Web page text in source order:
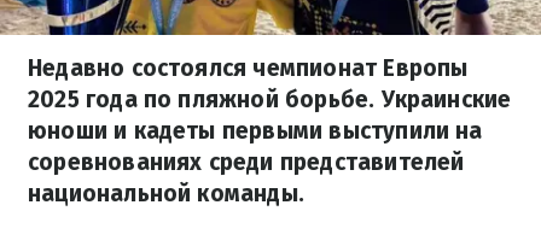
Недавно состоялся чемпионат Европы
2025 года по пляжной борьбе. Украинские
юноши и кадеты первыми выступили на
соревнованиях среди представителей
национальной команды.